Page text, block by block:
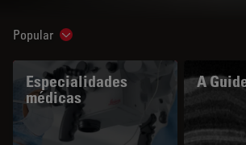
Popular Show subnavigation
Especialidades
médicas
A